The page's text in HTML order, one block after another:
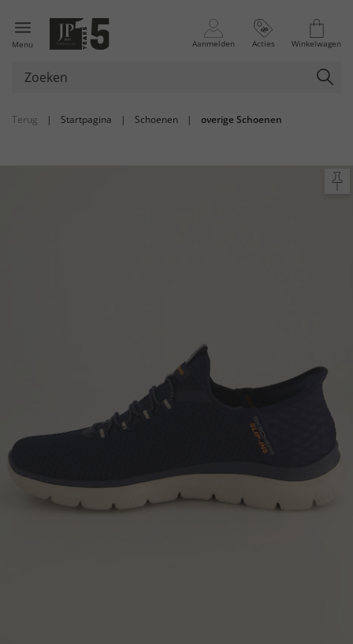
Menu Aanmelden Acties Winkelwagen
Terug | Startpagina | Schoenen | overige Schoenen